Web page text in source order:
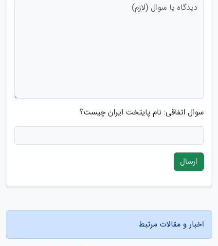
سوال اتفاقی: نام پایتخت ایران چیست؟
ارسال
اخبار و مقالات مرتبط